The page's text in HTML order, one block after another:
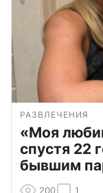
РАЗВЛЕЧЕНИЯ
«Моя
спустя 22
бывшим
200 1